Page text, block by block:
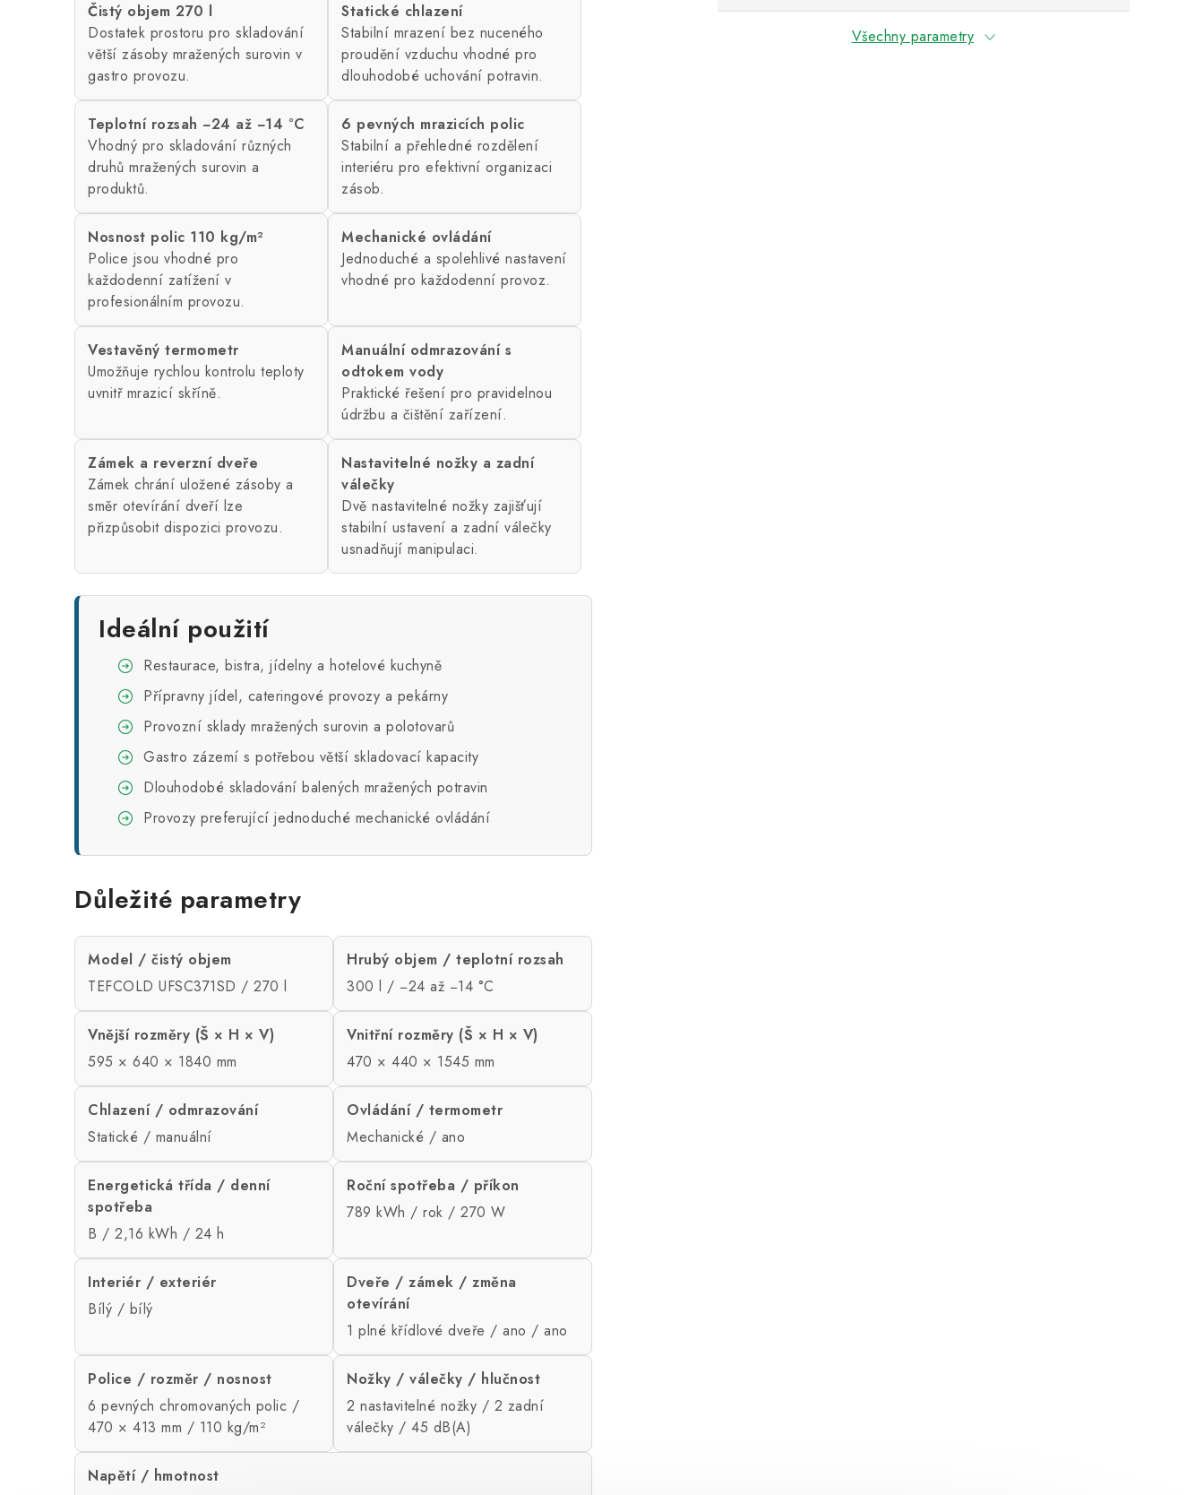
Čistý objem 270 l
Dostatek prostoru pro skladování
větší zásoby mražených surovin v
gastro provozu.
Statické chlazení
Stabilní mrazení bez nuceného
proudění vzduchu vhodné pro
dlouhodobé uchování potravin.
Teplotní rozsah −24 až −14 °C
Vhodný pro skladování různých
druhů mražených surovin a
produktů.
6 pevných mrazicích polic
Stabilní a přehledné rozdělení
interiéru pro efektivní organizaci
zásob.
Nosnost polic 110 kg/m²
Police jsou vhodné pro
každodenní zatížení v
profesionálním provozu.
Mechanické ovládání
Jednoduché a spolehlivé nastavení
vhodné pro každodenní provoz.
Vestavěný termometr
Umožňuje rychlou kontrolu teploty
uvnitř mrazicí skříně.
Manuální odmrazování s
odtokem vody
Praktické řešení pro pravidelnou
údržbu a čištění zařízení.
Zámek a reverzní dveře
Zámek chrání uložené zásoby a
směr otevírání dveří lze
přizpůsobit dispozici provozu.
Nastavitelné nožky a zadní
válečky
Dvě nastavitelné nožky zajišťují
stabilní ustavení a zadní válečky
usnadňují manipulaci.
Ideální použití
Restaurace, bistra, jídelny a hotelové kuchyně
Přípravny jídel, cateringové provozy a pekárny
Provozní sklady mražených surovin a polotovarů
Gastro zázemí s potřebou větší skladovací kapacity
Dlouhodobé skladování balených mražených potravin
Provozy preferující jednoduché mechanické ovládání
Důležité parametry
Model / čistý objem
TEFCOLD UFSC371SD / 270 l
Hrubý objem / teplotní rozsah
300 l / −24 až −14 °C
Vnější rozměry (Š × H × V)
595 × 640 × 1840 mm
Vnitřní rozměry (Š × H × V)
470 × 440 × 1545 mm
Chlazení / odmrazování
Statické / manuální
Ovládání / termometr
Mechanické / ano
Energetická třída / denní
spotřeba
B / 2,16 kWh / 24 h
Roční spotřeba / příkon
789 kWh / rok / 270 W
Interiér / exteriér
Bílý / bílý
Dveře / zámek / změna
otevírání
1 plné křídlové dveře / ano / ano
Police / rozměr / nosnost
6 pevných chromovaných polic /
470 × 413 mm / 110 kg/m²
Nožky / válečky / hlučnost
2 nastavitelné nožky / 2 zadní
válečky / 45 dB(A)
Napětí / hmotnost
Všechny parametry